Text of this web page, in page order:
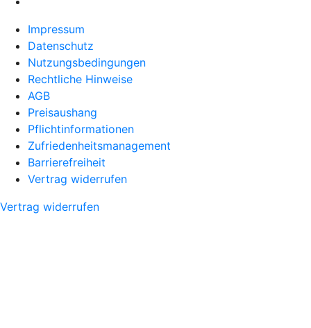
Impressum
Datenschutz
Nutzungsbedingungen
Rechtliche Hinweise
AGB
Preisaushang
Pflichtinformationen
Zufriedenheitsmanagement
Barrierefreiheit
Vertrag widerrufen
Vertrag widerrufen